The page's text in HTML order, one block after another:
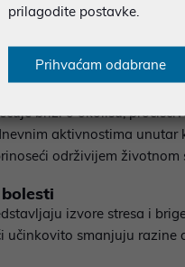
je za regeneraciju tijela i
koje mogu
novi dan započeti
brizi o okolišu,
aktivnostima
održivijem
izvore stresa i
učinkovito smanjuju
prilagodite postavke.
Prihvaćam odabrane